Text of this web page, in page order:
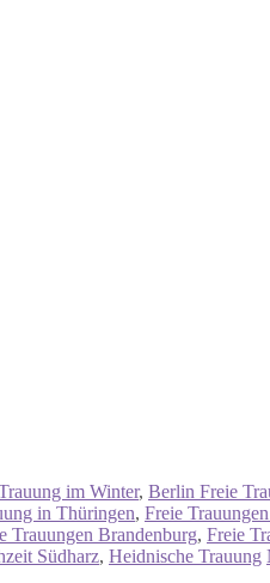
im Winter, Berlin Freie
in Thüringen, Freie
Trauungen Brandenburg, Freie
Südharz, Heidnische Trauung